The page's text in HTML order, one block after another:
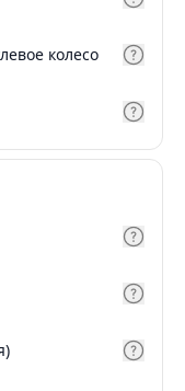
колесо